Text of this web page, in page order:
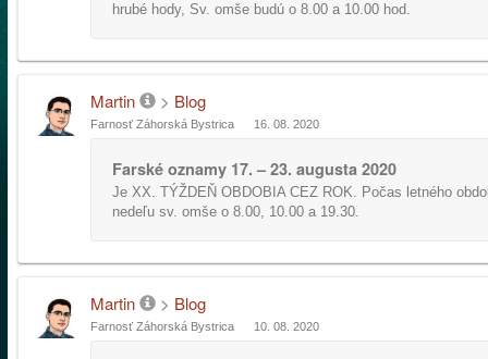
hrubé hody, Sv. omše budú o 8.00 a 10.00 hod.
Martin > Blog
Farnosť Záhorská Bystrica 16. 08. 2020
Farské oznamy 17. – 23. augusta 2020
Je XX. TÝŽDEŇ OBDOBIA CEZ ROK. Počas letného
nedeľu sv. omše o 8.00, 10.00 a 19.30.
Martin > Blog
Farnosť Záhorská Bystrica 10. 08. 2020